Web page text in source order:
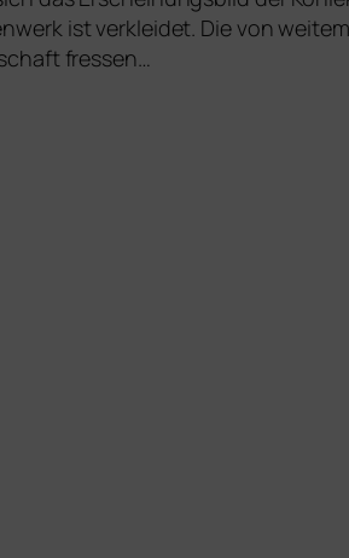
ist ver­klei­det. Die von
fressen…